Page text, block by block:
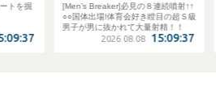
を掘
[Men’s Breaker]必見の８連続噴射↑↑
○○国体出場!体育会好き瞠目の超Ｓ級
男子が男に抜かれて大量射精！！
2026.08.08 15:09:37